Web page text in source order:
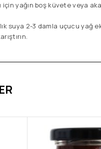
yağın boş küvete veya
suya 2-3 damla uçucu yağ